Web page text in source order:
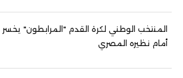
المنتخب الوطني لكرة القدم "المرابطون" يخسر
أمام نظيره المصري